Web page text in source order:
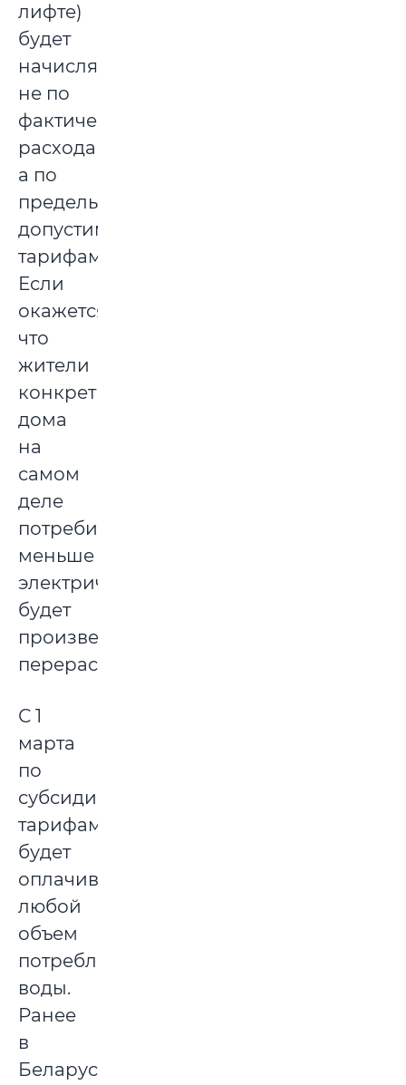
лифте)
будет
начисляться
не по
фактическим
расходам,
а по
предельно
допустимым
тарифам.
Если
окажется,
что
жители
конкретного
дома
на
самом
деле
потребили
меньше
электричества,
будет
произведен
перерасчет.
С 1
марта
по
субсидируемым
тарифам
будет
оплачивается
любой
объем
потребляемой
воды.
Ранее
в
Беларуси